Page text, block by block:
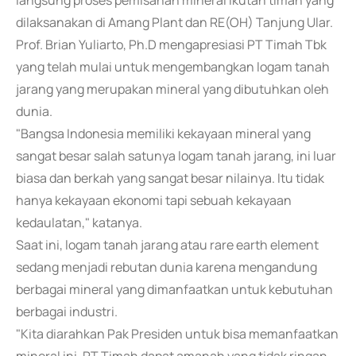
dilaksanakan di Amang Plant dan RE(OH) Tanjung Ular.
Prof. Brian Yuliarto, Ph.D mengapresiasi PT Timah Tbk
yang telah mulai untuk mengembangkan logam tanah
jarang yang merupakan mineral yang dibutuhkan oleh
dunia.
"Bangsa Indonesia memiliki kekayaan mineral yang
sangat besar salah satunya logam tanah jarang, ini luar
biasa dan berkah yang sangat besar nilainya. Itu tidak
hanya kekayaan ekonomi tapi sebuah kekayaan
kedaulatan," katanya.
Saat ini, logam tanah jarang atau rare earth element
sedang menjadi rebutan dunia karena mengandung
berbagai mineral yang dimanfaatkan untuk kebutuhan
berbagai industri.
"Kita diarahkan Pak Presiden untuk bisa memanfaatkan